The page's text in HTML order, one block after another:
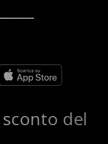
sconto del